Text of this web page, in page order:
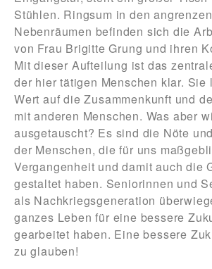
Stühlen. Ringsum in den
Nebenräumen befinden sich die
von Frau Brigitte Grung und ihren
Mit dieser Aufteilung ist das
der hier tätigen Menschen klar. Sie
Wert auf die Zusammenkunft und
mit anderen Menschen. Was aber
ausgetauscht? Es sind die Nöte
der Menschen, die für uns
Vergangenheit und damit auch die
gestaltet haben. Seniorinnen und
als Nachkriegsgeneration
ganzes Leben für eine bessere
gearbeitet haben. Eine bessere
zu glauben!